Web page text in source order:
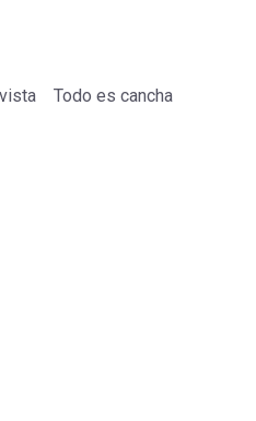
Todo es cancha